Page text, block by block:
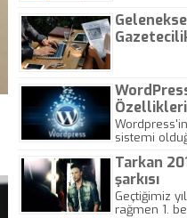
sistemi
Tarkan
şarkısı
Geçtiğimiz
rağmen 1.